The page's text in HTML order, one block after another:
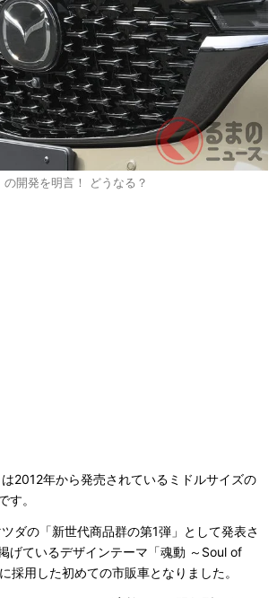
開発を明言！ どうなる？
2012年から発売されているミドルサイズの
す。
ダの「新世代商品群の第1弾」として発表さ
げているデザインテーマ「魂動 ～Soul of
採用した初めての市販車となりました。